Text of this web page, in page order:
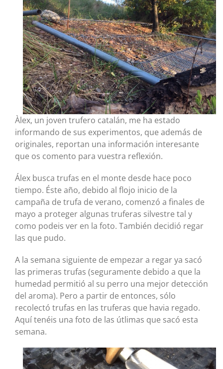
Àlex, un joven trufero catalán, me ha estado
informando de sus experimentos, que además de
originales, reportan una información interesante
que os comento para vuestra reflexión.
Álex busca trufas en el monte desde hace poco
tiempo. Éste año, debido al flojo inicio de la
campaña de trufa de verano, comenzó a finales de
mayo a proteger algunas truferas silvestre tal y
como podeis ver en la foto. También decidió regar
las que pudo.
A la semana siguiente de empezar a regar ya sacó
las primeras trufas (seguramente debido a que la
humedad permitió al su perro una mejor detección
del aroma). Pero a partir de entonces, sólo
recolectó trufas en las truferas que havia regado.
Aquí tenéis una foto de las útlimas que sacó esta
semana.